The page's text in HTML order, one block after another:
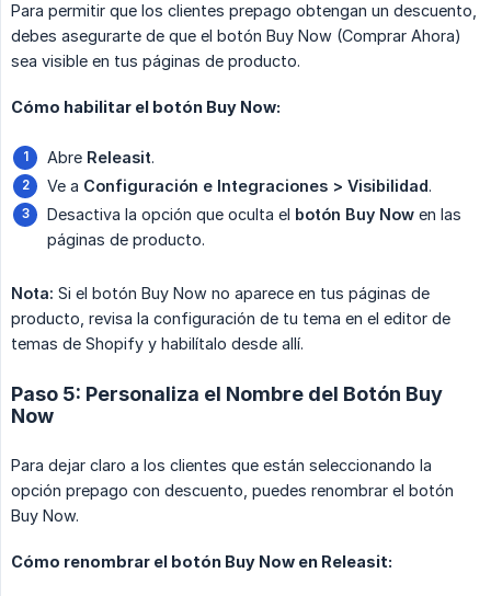
Para permitir que los clientes prepago obtengan un descuento,
debes asegurarte de que el botón Buy Now (Comprar Ahora)
sea visible en tus páginas de producto.
Cómo habilitar el botón Buy Now:
Abre Releasit.
Ve a Configuración e Integraciones > Visibilidad.
Desactiva la opción que oculta el botón Buy Now en las
páginas de producto.
Nota: Si el botón Buy Now no aparece en tus páginas de
producto, revisa la configuración de tu tema en el editor de
temas de Shopify y habilítalo desde allí.
Paso 5: Personaliza el Nombre del Botón Buy
Now
Para dejar claro a los clientes que están seleccionando la
opción prepago con descuento, puedes renombrar el botón
Buy Now.
Cómo renombrar el botón Buy Now en Releasit: